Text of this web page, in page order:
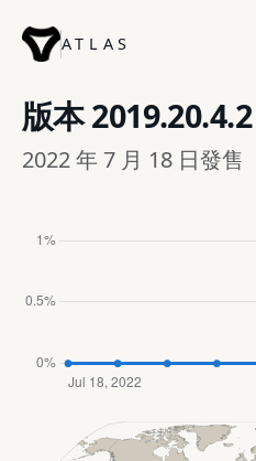
ATLAS
版本2019.20.4.2
2022 年 7 月 18 日發售